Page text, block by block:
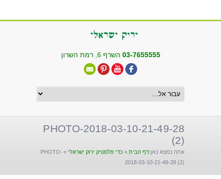
03-7655555 השרף 6, רמת השרון
PHOTO-2018-03-10-21-49-28
(2)
אתה נמצא כאן:דף הבית » כדי פלסטיק ירוק ישראלי »
PHOTO-
2018-03-10-21-49-28 (2)